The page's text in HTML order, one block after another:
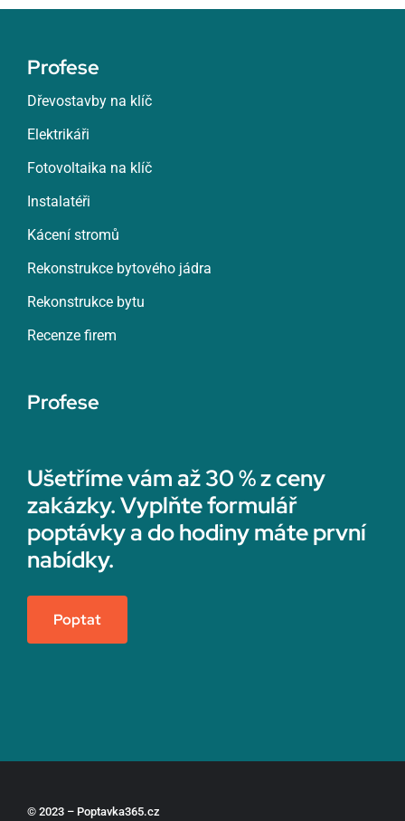
Profese
Dřevostavby na klíč
Elektrikáři
Fotovoltaika na klíč
Instalatéři
Kácení stromů
Rekonstrukce bytového jádra
Rekonstrukce bytu
Recenze firem
Profese
Ušetříme vám až 30 % z ceny
zakázky. Vyplňte formulář
poptávky a do hodiny máte první
nabídky.
Poptat
© 2023 – Poptavka365.cz